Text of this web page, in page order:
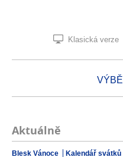
Klasická verze
Aktuálně
Blesk Vánoce Kalendář svátků